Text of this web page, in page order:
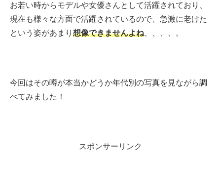
お若い時からモデルや女優さんとして活躍されており、
現在も様々な方面で活躍されているので、急激に老けた
という姿があまり 想像できませんよね 、、、、。
今回はその噂が本当かどうか年代別の写真を見ながら調
べてみました！
スポンサーリンク